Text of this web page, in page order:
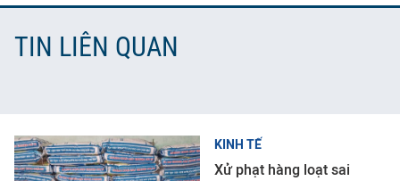
TIN LIÊN QUAN
KINH TẾ
Xử phạt hàng loạt sai